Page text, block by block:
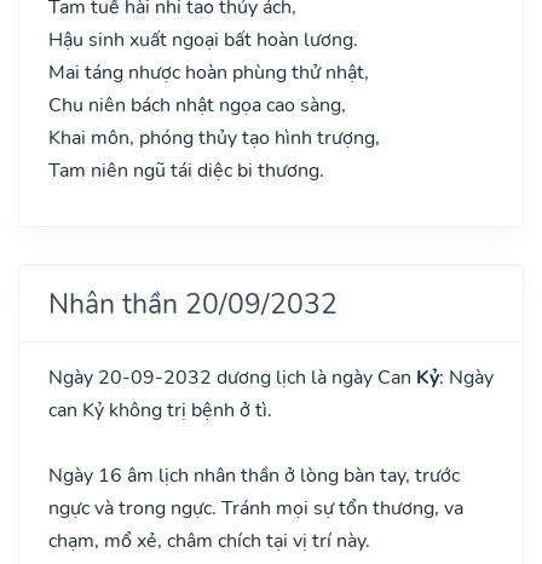
Tam tuế hài nhi tao thủy ách,
Hậu sinh xuất ngoại bất hoàn lương.
Mai táng nhược hoàn phùng thử nhật,
Chu niên bách nhật ngọa cao sàng,
Khai môn, phóng thủy tạo hình trượng,
Tam niên ngũ tái diệc bi thương.
Nhân thần 20/09/2032
Ngày 20-09-2032 dương lịch là ngày Can Kỷ: Ngày
can Kỷ không trị bệnh ở tì.
Ngày 16 âm lịch nhân thần ở lòng bàn tay, trước
ngực và trong ngực. Tránh mọi sự tổn thương, va
chạm, mổ xẻ, châm chích tại vị trí này.